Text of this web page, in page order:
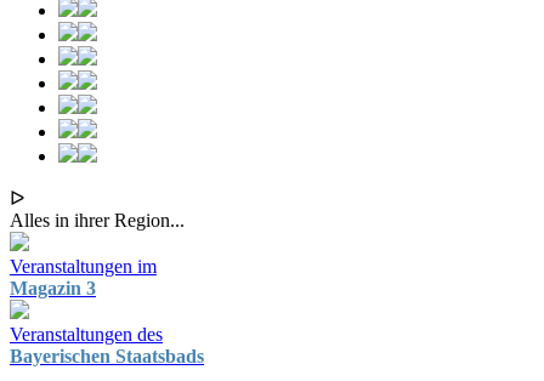
ᐅ
Alles in ihrer Region...
Veranstaltungen im
Magazin 3
Veranstaltungen des
Bayerischen Staatsbads